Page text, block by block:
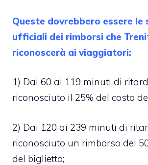
Queste dovrebbero essere le
ufficiali dei rimborsi che
riconoscerà ai viaggiatori:
1) Dai 60 ai 119 minuti di
riconosciuto il 25% del costo
2) Dai 120 ai 239 minuti di
riconosciuto un rimborso del
del biglietto;